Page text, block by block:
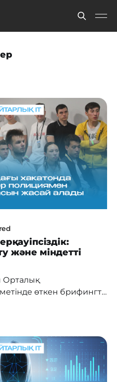
және міндетті
Орталық
өткен брифингте
адам
инфрақұрылым құруды
шаралары
хабардарлығы